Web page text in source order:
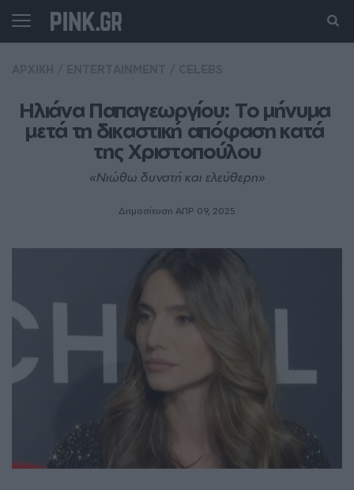
Ηλιάνα Παπαγεωργίου: Το μήνυμα
μετά τη δικαστική απόφαση κατά
της Χριστοπούλου
«Νιώθω δυνατή και ελεύθερη»
Δημοσίευση ΑΠΡ 09, 2025